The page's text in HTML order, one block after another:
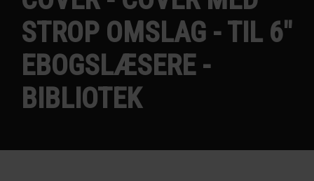
STROP OMSLAG - TIL 6"
EBOGSLÆSERE -
BIBLIOTEK